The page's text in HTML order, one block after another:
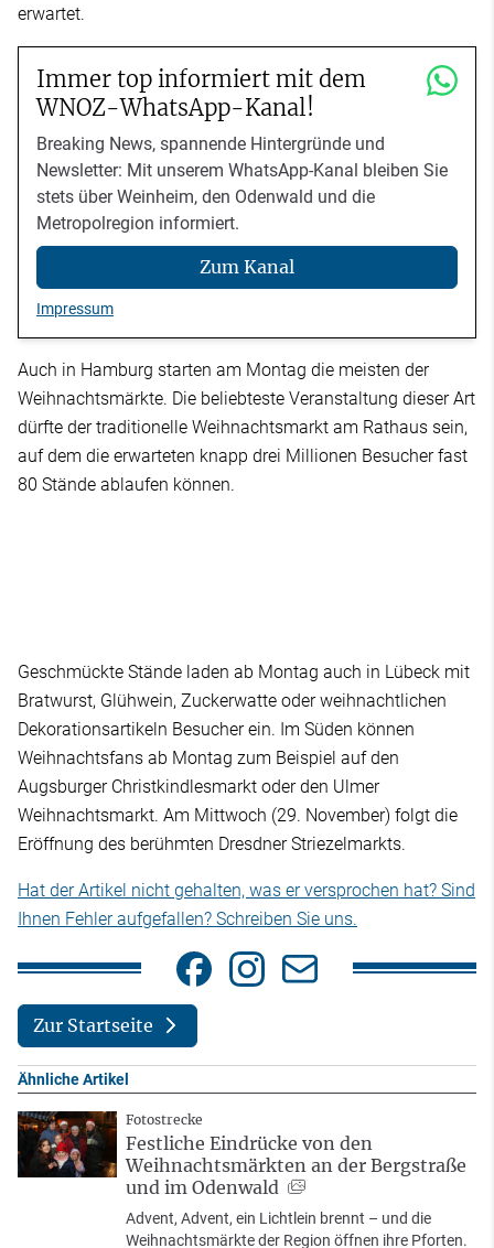
erwartet.
Immer top informiert mit dem
WNOZ-WhatsApp-Kanal!
Breaking News, spannende Hintergründe und
Newsletter: Mit unserem WhatsApp-Kanal bleiben Sie
stets über Weinheim, den Odenwald und die
Metropolregion informiert.
Zum Kanal
Impressum
Auch in Hamburg starten am Montag die meisten der
Weihnachtsmärkte. Die beliebteste Veranstaltung dieser Art
dürfte der traditionelle Weihnachtsmarkt am Rathaus sein,
auf dem die erwarteten knapp drei Millionen Besucher fast
80 Stände ablaufen können.
Geschmückte Stände laden ab Montag auch in Lübeck mit
Bratwurst, Glühwein, Zuckerwatte oder weihnachtlichen
Dekorationsartikeln Besucher ein. Im Süden können
Weihnachtsfans ab Montag zum Beispiel auf den
Augsburger Christkindlesmarkt oder den Ulmer
Weihnachtsmarkt. Am Mittwoch (29. November) folgt die
Eröffnung des berühmten Dresdner Striezelmarkts.
Hat der Artikel nicht gehalten, was er versprochen hat? Sind
Ihnen Fehler aufgefallen? Schreiben Sie uns.
Zur Startseite
Ähnliche Artikel
Fotostrecke
Festliche Eindrücke von den
Weihnachtsmärkten an der Bergstraße
und im Odenwald
Advent, Advent, ein Lichtlein brennt – und die
Weihnachtsmärkte der Region öffnen ihre Pforten.